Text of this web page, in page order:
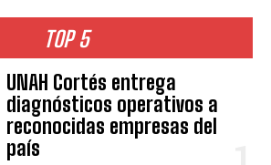
TOP 5
UNAH Cortés entrega
diagnósticos operativos a
reconocidas empresas del
país